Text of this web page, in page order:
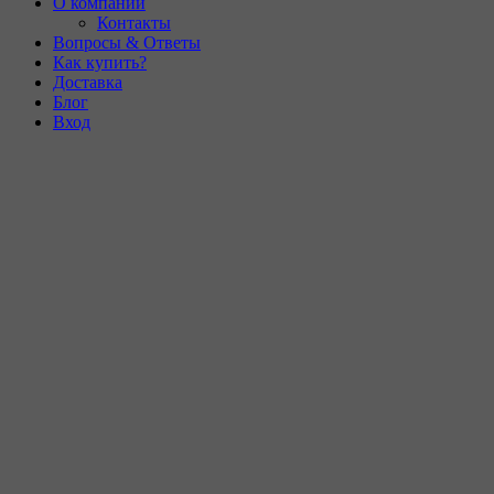
Контакты
Вопросы & Ответы
Как купить?
Доставка
Блог
Вход